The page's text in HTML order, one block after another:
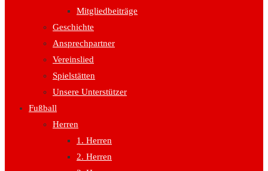
Mitgliedbeiträge
Geschichte
Ansprechpartner
Vereinslied
Spielstätten
Unsere Unterstützer
Fußball
Herren
1. Herren
2. Herren